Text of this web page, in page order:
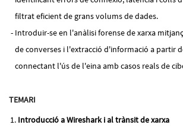
filtrat eficient de grans volums de dades.
Introduir-se en l'anàlisi forense de xarxa
de converses i l'extracció d'informació a partir
connectant l'ús de l'eina amb casos reals de
TEMARI
Introducció a Wireshark i al trànsit de xarxa